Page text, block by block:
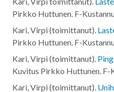
Pirkko Huttunen. F-
Kari, Virpi (toimittanut).
Pirkko Huttunen. F-
Kari, Virpi (toimittanut).
Kuvitus Pirkko Huttunen. F-
Kari, Virpi (toimittanut).